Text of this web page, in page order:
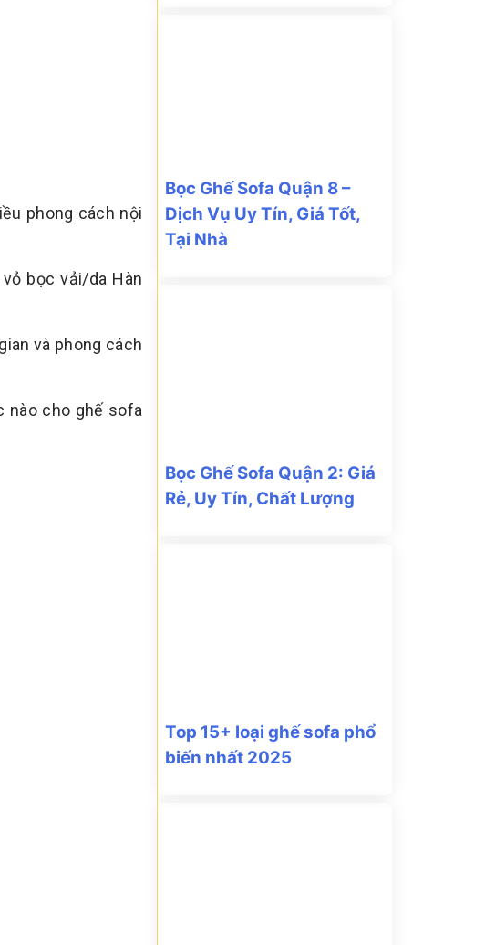
phong cách nội
bọc vải/da Hàn
và phong cách
nào cho ghế sofa
Bọc Ghế Sofa Quận 8 –
Dịch Vụ Uy Tín, Giá Tốt,
Tại Nhà
Bọc Ghế Sofa Quận 2: Giá
Rẻ, Uy Tín, Chất Lượng
Top 15+ loại ghế sofa phổ
biến nhất 2025